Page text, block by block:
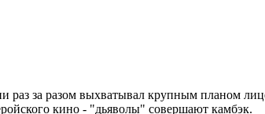
раз за разом выхватывал крупным планом
кино - "дьяволы" совершают камбэк.